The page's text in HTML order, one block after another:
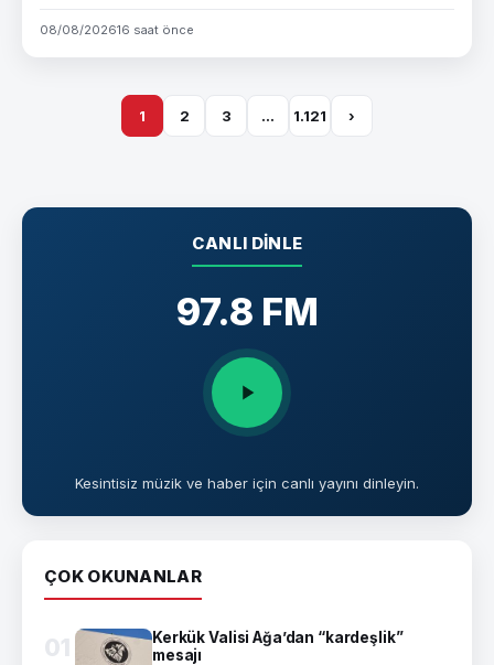
08/08/202616 saat önce
1 2 3 … 1.121 ›
CANLI DINLE
97.8 FM
Kesintisiz müzik ve haber için canlı yayını dinleyin.
ÇOK OKUNANLAR
01
Kerkük Valisi Ağa’dan “kardeşlik”
mesajı